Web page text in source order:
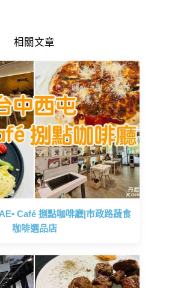
相關文章
Café 捌點咖啡廳|市政路蔬食
咖啡選品店